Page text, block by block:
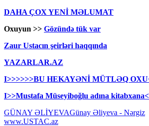
DAHA ÇOX YENİ MƏLUMAT
Oxuyun >> Gözündə tük var
Zaur Ustacın şeirləri haqqında
YAZARLAR.AZ
I>>>>>>BU HEKAYƏNİ MÜTLƏQ
I>>Mustafa Müseyiboğlu adına
GÜNAY ƏLİYEVAGünay Əliyeva - Nərgiz
www.USTAC.az